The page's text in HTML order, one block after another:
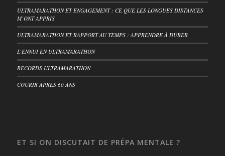
ULTRAMARATHON ET ENGAGEMENT : CE QUE LES LONGUES DISTANCES
M’ONT APPRIS
ULTRAMARATHON ET RAPPORT AU TEMPS : APPRENDRE À DURER
L’ENNUI EN ULTRAMARATHON
RECORDS ULTRAMARATHON
COURIR APRÈS 60 ANS
ET SI ON DISCUTAIT DE PRÉPA MENTALE ?